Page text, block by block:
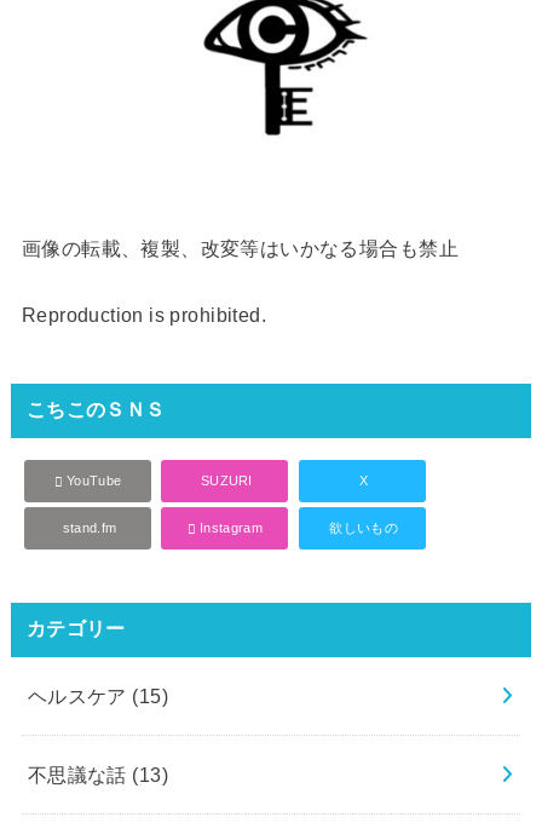
画像の転載、複製、改変等はいかなる場合も禁止
Reproduction is prohibited.
こちこのＳＮＳ
YouTube SUZURI X
stand.fm Instagram 欲しいもの
カテゴリー
ヘルスケア (15)
不思議な話 (13)